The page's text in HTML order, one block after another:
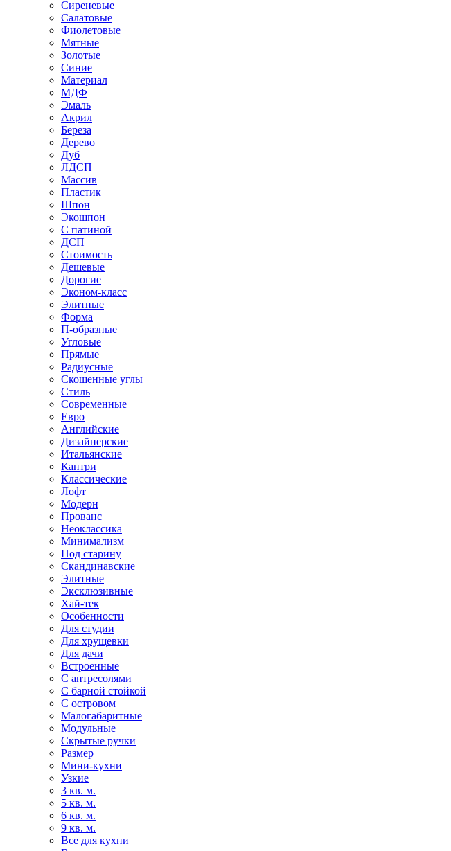
Сиреневые
Салатовые
Фиолетовые
Мятные
Золотые
Синие
Материал
МДФ
Эмаль
Акрил
Береза
Дерево
Дуб
ЛДСП
Массив
Пластик
Шпон
Экошпон
С патиной
ДСП
Стоимость
Дешевые
Дорогие
Эконом-класс
Элитные
Форма
П-образные
Угловые
Прямые
Радиусные
Скошенные углы
Стиль
Современные
Евро
Английские
Дизайнерские
Итальянские
Кантри
Классические
Лофт
Модерн
Прованс
Неоклассика
Минимализм
Под старину
Скандинавские
Элитные
Эксклюзивные
Хай-тек
Особенности
Для студии
Для хрущевки
Для дачи
Встроенные
С антресолями
С барной стойкой
С островом
Малогабаритные
Модульные
Скрытые ручки
Размер
Мини-кухни
Узкие
3 кв. м.
5 кв. м.
6 кв. м.
9 кв. м.
Все для кухни